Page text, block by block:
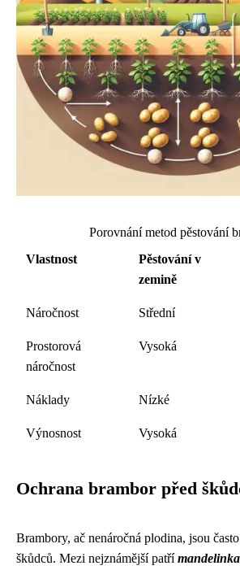
Porovnání metod pěstování
Vlastnost
Pěstování v
zemině
Náročnost Střední
Prostorová
náročnost
Vysoká
Náklady Nízké
Výnosnost Vysoká
Ochrana brambor před
Brambory, ač nenáročná plodina, jsou
škůdců. Mezi nejznámější patří